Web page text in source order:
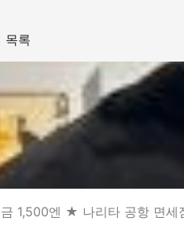
많은
목록
1,500엔 ★ 나리타 공항 면